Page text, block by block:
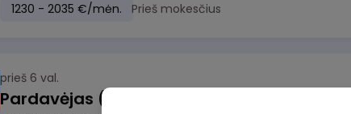
1230 - 2035 €/mėn. Prieš mokesčius
prieš 6 val.